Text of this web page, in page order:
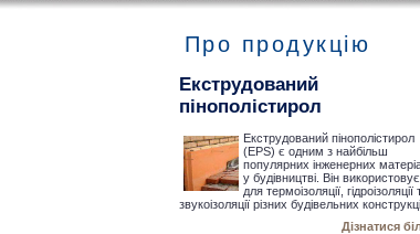
Про продукцію
Екструдований
пінополістирол
Екструдований пінополістирол
(EPS) є одним з найбільш
популярних інженерних
у будівництві. Він
для термоізоляції, гідроізоляції
звукоізоляції різних будівельних
Дізнатися